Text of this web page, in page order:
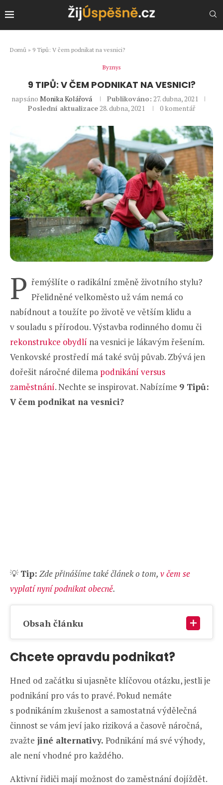
Domů » 9 Tipů: V čem podnikat na vesnici?
Byznys
9 TIPŮ: V ČEM PODNIKAT NA VESNICI?
napsáno Monika Kolářová Publikováno: 27. dubna, 2021
Poslední aktualizace28. dubna, 2021 0 komentář
P řemýšlíte o radikální změně životního stylu?
Přelidněné velkoměsto už vám nemá co
nabídnout a toužíte po životě ve větším klidu a
v souladu s přírodou. Výstavba rodinného domu či
rekonstrukce obydlí na vesnici je lákavým řešením.
Venkovské prostředí má také svůj půvab. Zbývá jen
dořešit náročné dilema podnikání versus
zaměstnání. Nechte se inspirovat. Nabízíme 9 Tipů:
V čem podnikat na vesnici?
💡 Tip: Zde přinášíme také článek o tom, v čem se
vyplatí nyní podnikat obecně.
Obsah článku
Chcete opravdu podnikat?
Hned od začátku si ujasněte klíčovou otázku, jestli je
podnikání pro vás to pravé. Pokud nemáte
s podnikáním zkušenost a samostatná výdělečná
činnost se vám jeví jako riziková a časově náročná,
zvažte jiné alternativy. Podnikání má své výhody,
ale není vhodné pro každého.
Aktivní řidiči mají možnost do zaměstnání dojíždět.